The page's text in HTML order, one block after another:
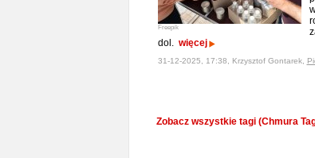
Freepik
dol. więcej
31-12-2025, 17:38, Krzysztof Gontarek,
Zobacz wszystkie tagi (Chmura